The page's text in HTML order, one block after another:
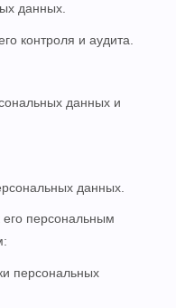
данных.
контроля и аудита.
данных и
данных.
его персональным
персональных